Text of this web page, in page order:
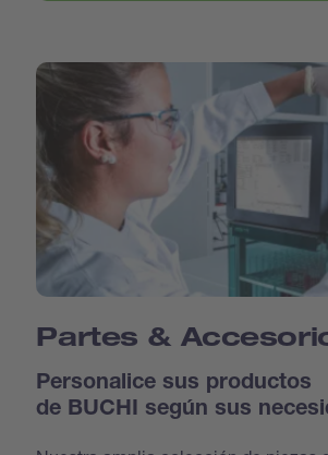
Partes &
Personalice sus productos
de BUCHI según sus